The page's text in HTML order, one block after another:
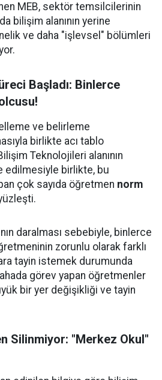
MEB, sektör temsilcilerinin
bilişim alanının yerine
ve daha "işlevsel" bölümleri
Başladı: Binlerce
ve belirleme
birlikte acı tablo
Teknolojileri alanının
edilmesiyle birlikte, bu
çok sayıda öğretmen norm
daralması sebebiyle, binlerce
zorunlu olarak farklı
tayin istemek durumunda
görev yapan öğretmenler
bir yer değişikliği ve tayin
Silinmiyor: "Merkez Okul"